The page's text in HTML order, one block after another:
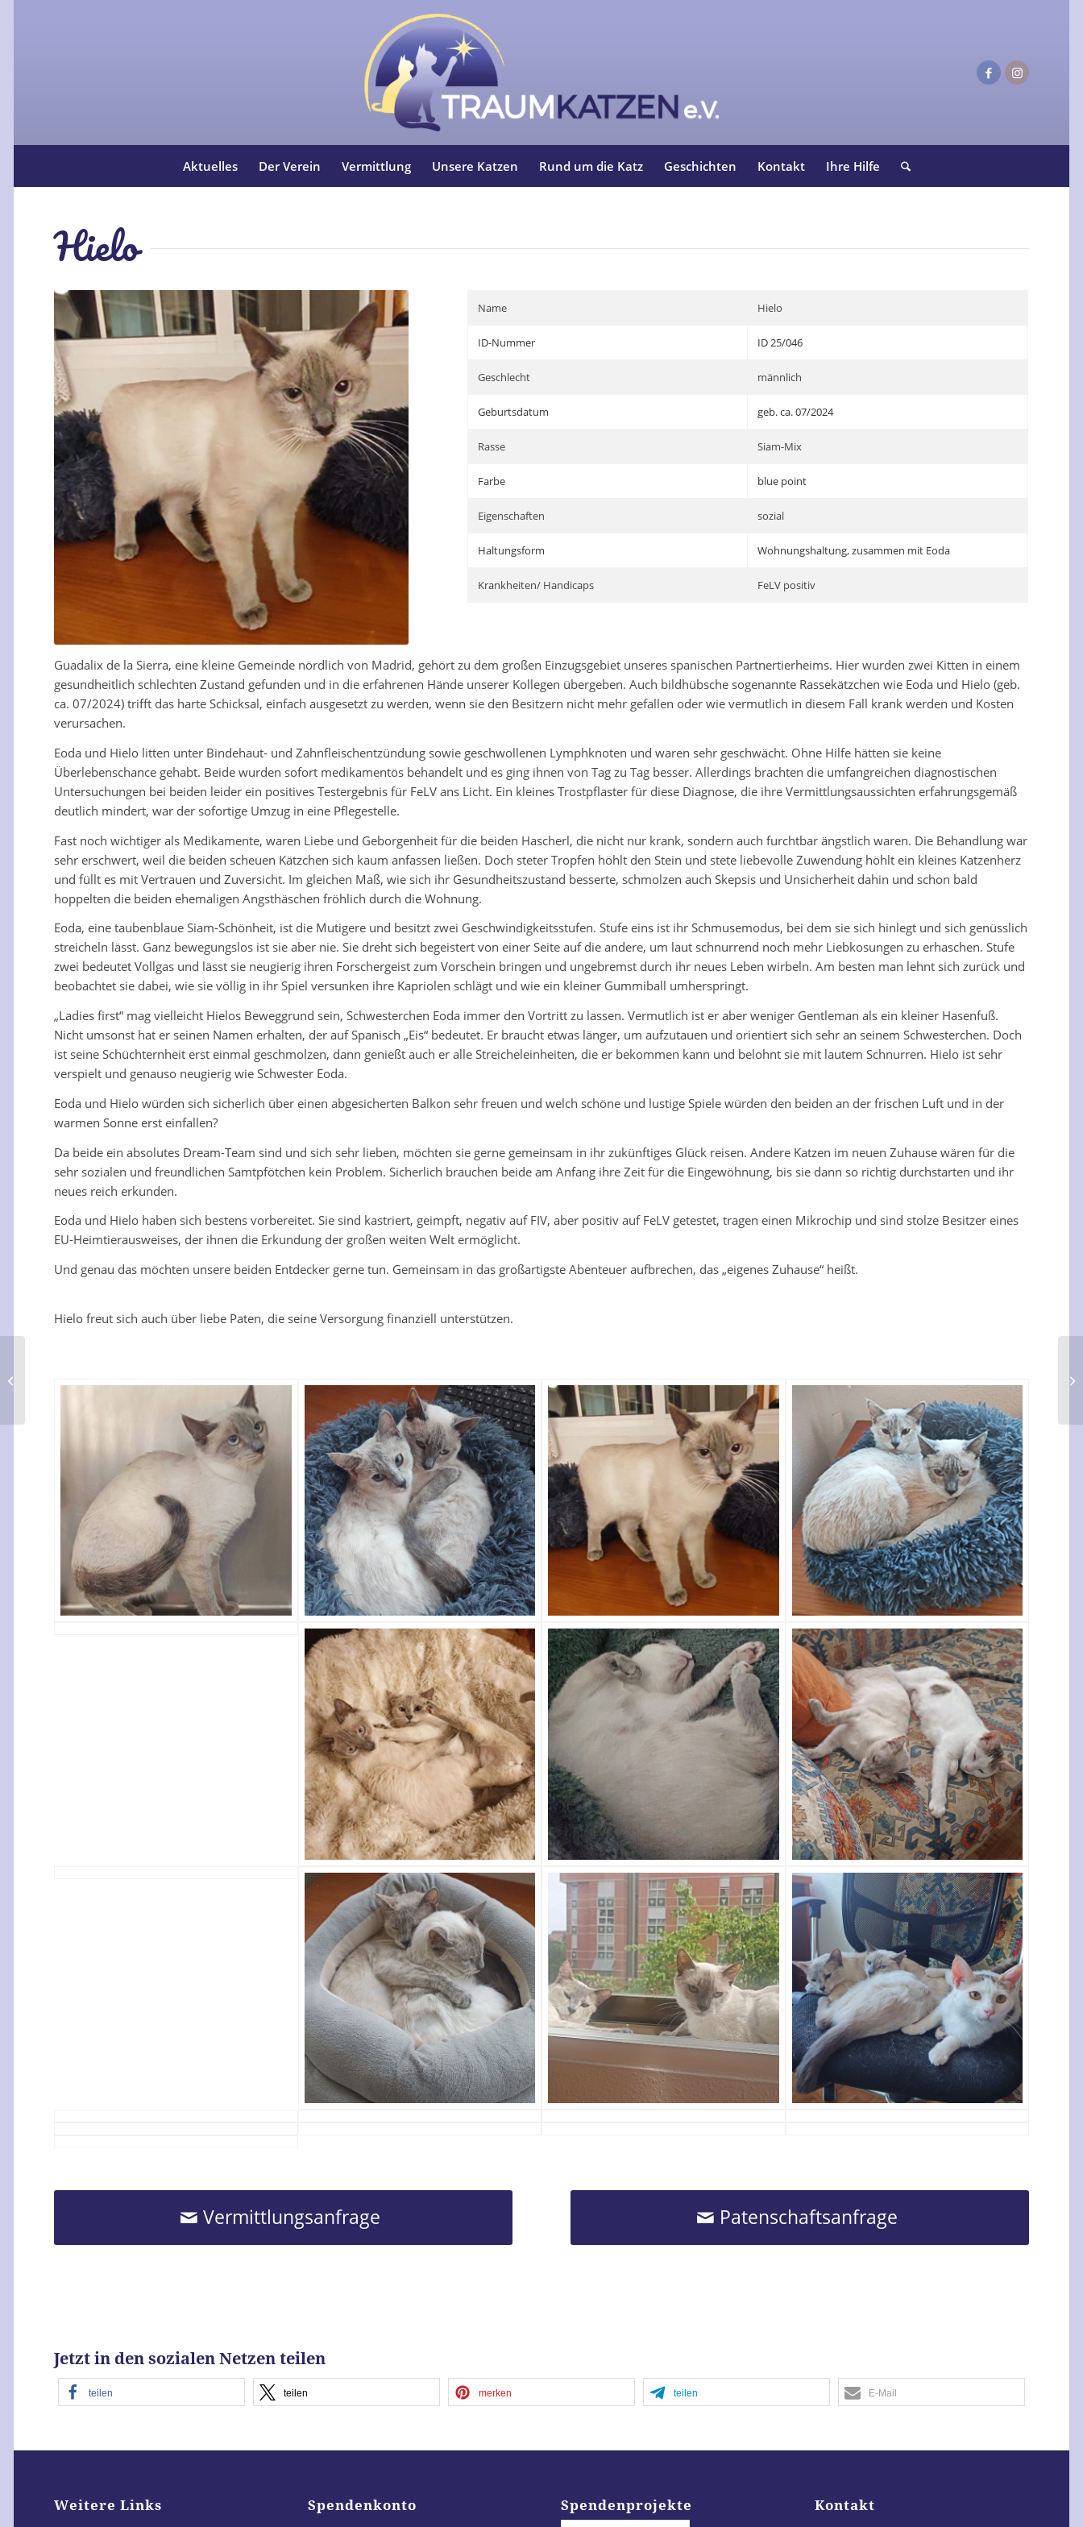
Aktuelles Der Verein Vermittlung Unsere Katzen Rund um die Katz Geschichten Kontakt Ihre Hilfe
Hielo
Name Hielo
ID-Nummer ID 25/046
Geschlecht männlich
Geburtsdatum geb. ca. 07/2024
Rasse Siam-Mix
Farbe blue point
Eigenschaften sozial
Haltungsform Wohnungshaltung, zusammen mit Eoda
Krankheiten/ Handicaps FeLV positiv
Guadalix de la Sierra, eine kleine Gemeinde nördlich von Madrid, gehört zu dem großen Einzugsgebiet unseres spanischen Partnertierheims. Hier wurden zwei Kitten in einem
gesundheitlich schlechten Zustand gefunden und in die erfahrenen Hände unserer Kollegen übergeben. Auch bildhübsche sogenannte Rassekätzchen wie Eoda und Hielo (geb.
ca. 07/2024) trifft das harte Schicksal, einfach ausgesetzt zu werden, wenn sie den Besitzern nicht mehr gefallen oder wie vermutlich in diesem Fall krank werden und Kosten
verursachen.
Eoda und Hielo litten unter Bindehaut- und Zahnfleischentzündung sowie geschwollenen Lymphknoten und waren sehr geschwächt. Ohne Hilfe hätten sie keine
Überlebenschance gehabt. Beide wurden sofort medikamentös behandelt und es ging ihnen von Tag zu Tag besser. Allerdings brachten die umfangreichen diagnostischen
Untersuchungen bei beiden leider ein positives Testergebnis für FeLV ans Licht. Ein kleines Trostpflaster für diese Diagnose, die ihre Vermittlungsaussichten erfahrungsgemäß
deutlich mindert, war der sofortige Umzug in eine Pflegestelle.
Fast noch wichtiger als Medikamente, waren Liebe und Geborgenheit für die beiden Hascherl, die nicht nur krank, sondern auch furchtbar ängstlich waren. Die Behandlung war
sehr erschwert, weil die beiden scheuen Kätzchen sich kaum anfassen ließen. Doch steter Tropfen höhlt den Stein und stete liebevolle Zuwendung höhlt ein kleines Katzenherz
und füllt es mit Vertrauen und Zuversicht. Im gleichen Maß, wie sich ihr Gesundheitszustand besserte, schmolzen auch Skepsis und Unsicherheit dahin und schon bald
hoppelten die beiden ehemaligen Angsthäschen fröhlich durch die Wohnung.
Eoda, eine taubenblaue Siam-Schönheit, ist die Mutigere und besitzt zwei Geschwindigkeitsstufen. Stufe eins ist ihr Schmusemodus, bei dem sie sich hinlegt und sich genüsslich
streicheln lässt. Ganz bewegungslos ist sie aber nie. Sie dreht sich begeistert von einer Seite auf die andere, um laut schnurrend noch mehr Liebkosungen zu erhaschen. Stufe
zwei bedeutet Vollgas und lässt sie neugierig ihren Forschergeist zum Vorschein bringen und ungebremst durch ihr neues Leben wirbeln. Am besten man lehnt sich zurück und
beobachtet sie dabei, wie sie völlig in ihr Spiel versunken ihre Kapriolen schlägt und wie ein kleiner Gummiball umherspringt.
„Ladies first“ mag vielleicht Hielos Beweggrund sein, Schwesterchen Eoda immer den Vortritt zu lassen. Vermutlich ist er aber weniger Gentleman als ein kleiner Hasenfuß.
Nicht umsonst hat er seinen Namen erhalten, der auf Spanisch „Eis“ bedeutet. Er braucht etwas länger, um aufzutauen und orientiert sich sehr an seinem Schwesterchen. Doch
ist seine Schüchternheit erst einmal geschmolzen, dann genießt auch er alle Streicheleinheiten, die er bekommen kann und belohnt sie mit lautem Schnurren. Hielo ist sehr
verspielt und genauso neugierig wie Schwester Eoda.
Eoda und Hielo würden sich sicherlich über einen abgesicherten Balkon sehr freuen und welch schöne und lustige Spiele würden den beiden an der frischen Luft und in der
warmen Sonne erst einfallen?
Da beide ein absolutes Dream-Team sind und sich sehr lieben, möchten sie gerne gemeinsam in ihr zukünftiges Glück reisen. Andere Katzen im neuen Zuhause wären für die
sehr sozialen und freundlichen Samtpfötchen kein Problem. Sicherlich brauchen beide am Anfang ihre Zeit für die Eingewöhnung, bis sie dann so richtig durchstarten und ihr
neues reich erkunden.
Eoda und Hielo haben sich bestens vorbereitet. Sie sind kastriert, geimpft, negativ auf FIV, aber positiv auf FeLV getestet, tragen einen Mikrochip und sind stolze Besitzer eines
EU-Heimtierausweises, der ihnen die Erkundung der großen weiten Welt ermöglicht.
Und genau das möchten unsere beiden Entdecker gerne tun. Gemeinsam in das großartigste Abenteuer aufbrechen, das „eigenes Zuhause“ heißt.
Hielo freut sich auch über liebe Paten, die seine Versorgung finanziell unterstützen.
Vermittlungsanfrage Patenschaftsanfrage
Jetzt in den sozialen Netzen teilen
teilen teilen merken teilen E-Mail
Weitere Links Spendenkonto Spendenprojekte Kontakt